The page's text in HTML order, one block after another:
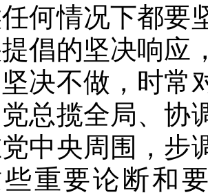
何情况下都要
倡的坚决响应
决不做，时常
总揽全局、协
中央周围，步
重要论断和